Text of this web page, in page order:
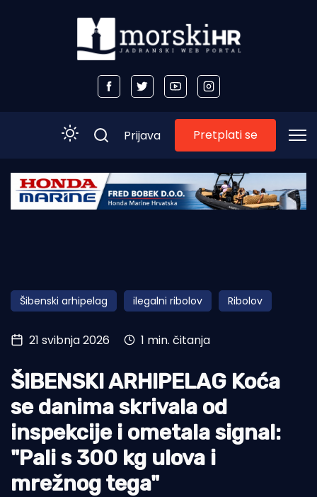
Početna
Obala
Otoci
Turizam i nautika
Pomorstvo
Ribolov
Ekologija
Tradicija i kultura
Prijava Pretplati se
Šibenski arhipelag ilegalni ribolov Ribolov
21 svibnja 2026 1 min. čitanja
ŠIBENSKI ARHIPELAG Koća
se danima skrivala od
inspekcije i ometala signal:
"Pali s 300 kg ulova i
mrežnog tega"